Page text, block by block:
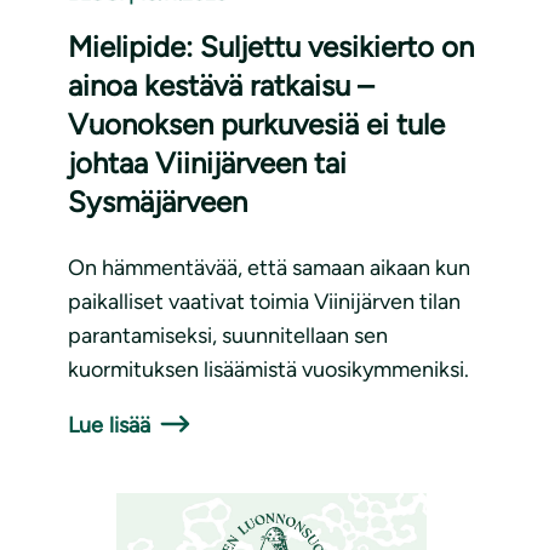
Mielipide: Suljettu vesikierto on
ainoa kestävä ratkaisu –
Vuonoksen purkuvesiä ei tule
johtaa Viinijärveen tai
Sysmäjärveen
On hämmentävää, että samaan aikaan kun
paikalliset vaativat toimia Viinijärven tilan
parantamiseksi, suunnitellaan sen
kuormituksen lisäämistä vuosikymmeniksi.
Lue lisää